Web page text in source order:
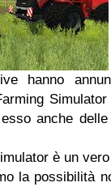
hanno
anche delle
è un
la possibilità